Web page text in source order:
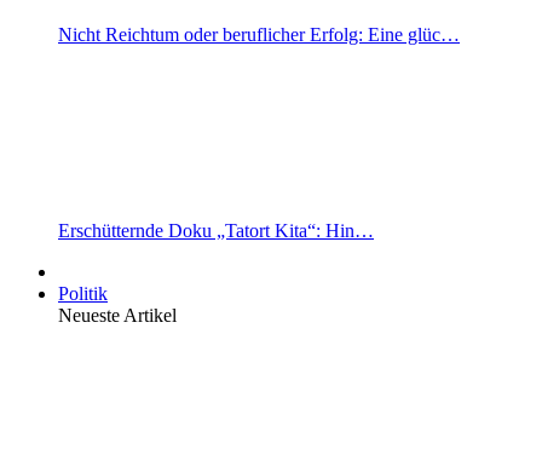
Nicht Reichtum oder beruflicher Erfolg: Eine glüc…
Erschütternde Doku „Tatort Kita“: Hin…
Politik
Neueste Artikel